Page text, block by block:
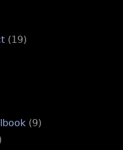
(19)
(9)